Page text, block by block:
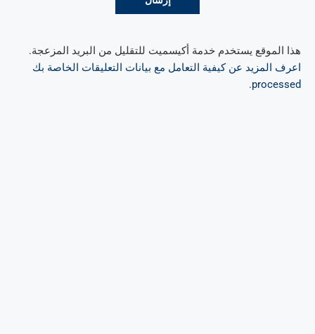
هذا الموقع يستخدم خدمة أكيسميت للتقليل من البريد المزعجة.
اعرف المزيد عن كيفية التعامل مع بيانات التعليقات الخاصة بك
processed
.